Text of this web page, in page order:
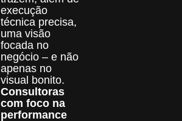
execução
técnica precisa,
uma visão
focada no
negócio – e não
apenas no
visual bonito.
Consultoras
com foco na
performance